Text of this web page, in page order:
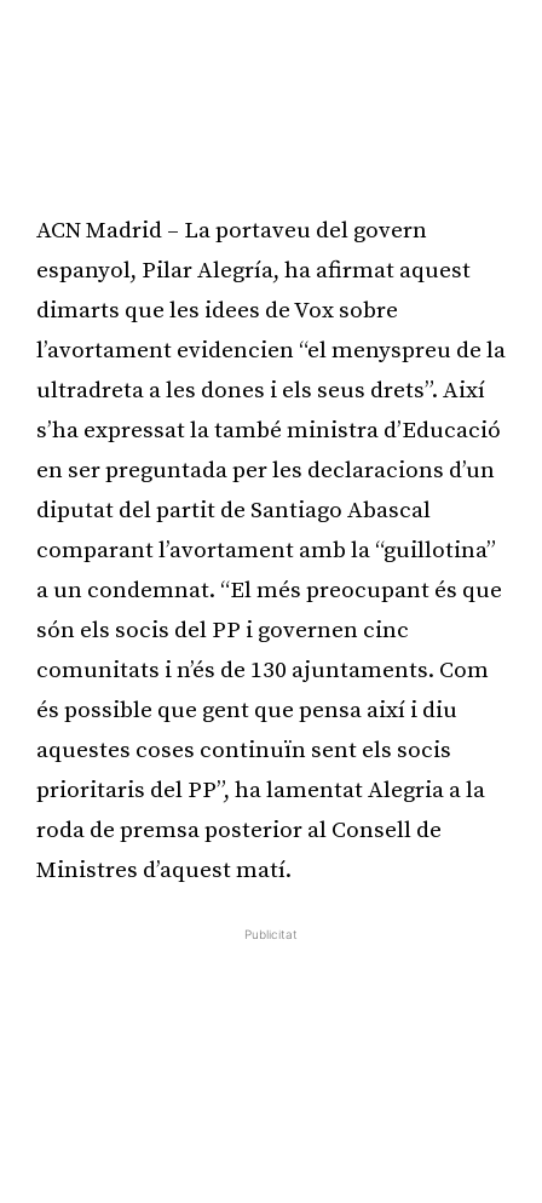
ACN Madrid – La portaveu del govern
espanyol, Pilar Alegría, ha afirmat aquest
dimarts que les idees de Vox sobre
l’avortament evidencien “el menyspreu de la
ultradreta a les dones i els seus drets”. Així
s’ha expressat la també ministra d’Educació
en ser preguntada per les declaracions d’un
diputat del partit de Santiago Abascal
comparant l’avortament amb la “guillotina”
a un condemnat. “El més preocupant és que
són els socis del PP i governen cinc
comunitats i n’és de 130 ajuntaments. Com
és possible que gent que pensa així i diu
aquestes coses continuïn sent els socis
prioritaris del PP”, ha lamentat Alegria a la
roda de premsa posterior al Consell de
Ministres d’aquest matí.
Publicitat